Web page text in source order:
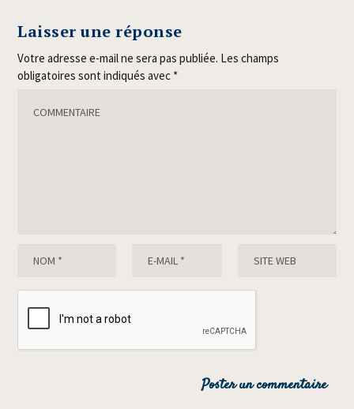
Laisser une réponse
Votre adresse e-mail ne sera pas publiée. Les champs
obligatoires sont indiqués avec *